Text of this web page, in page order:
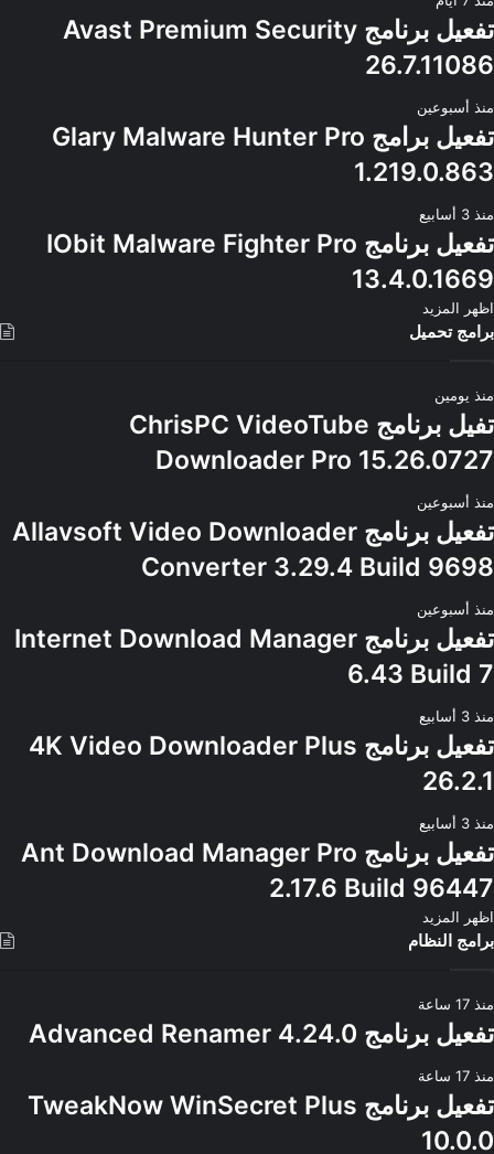
تفعيل برنامج Avast Premium Security
26.7.11086
منذ أسبوعين
تفعيل برامج Glary Malware Hunter Pro
1.219.0.863
منذ 3 أسابيع
تفعيل برنامج IObit Malware Fighter Pro
13.4.0.1669
اظهر المزيد
برامج تحميل
منذ يومين
تفيل برنامج ChrisPC VideoTube
Downloader Pro 15.26.0727
منذ أسبوعين
تفعيل برنامج Allavsoft Video Downloader
Converter 3.29.4 Build 9698
منذ أسبوعين
تفعيل برنامج Internet Download Manager
6.43 Build 7
منذ 3 أسابيع
تفعيل برنامج 4K Video Downloader Plus
26.2.1
منذ 3 أسابيع
تفعيل برنامج Ant Download Manager Pro
2.17.6 Build 96447
اظهر المزيد
برامج النظام
منذ 17 ساعة
تفعيل برنامج Advanced Renamer 4.24.0
منذ 17 ساعة
تفعيل برنامج TweakNow WinSecret Plus
10.0.0